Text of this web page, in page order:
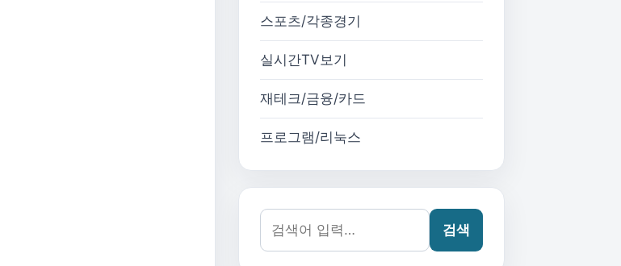
스포츠/각종경기
실시간TV보기
재테크/금융/카드
프로그램/리눅스
검색어:
검색